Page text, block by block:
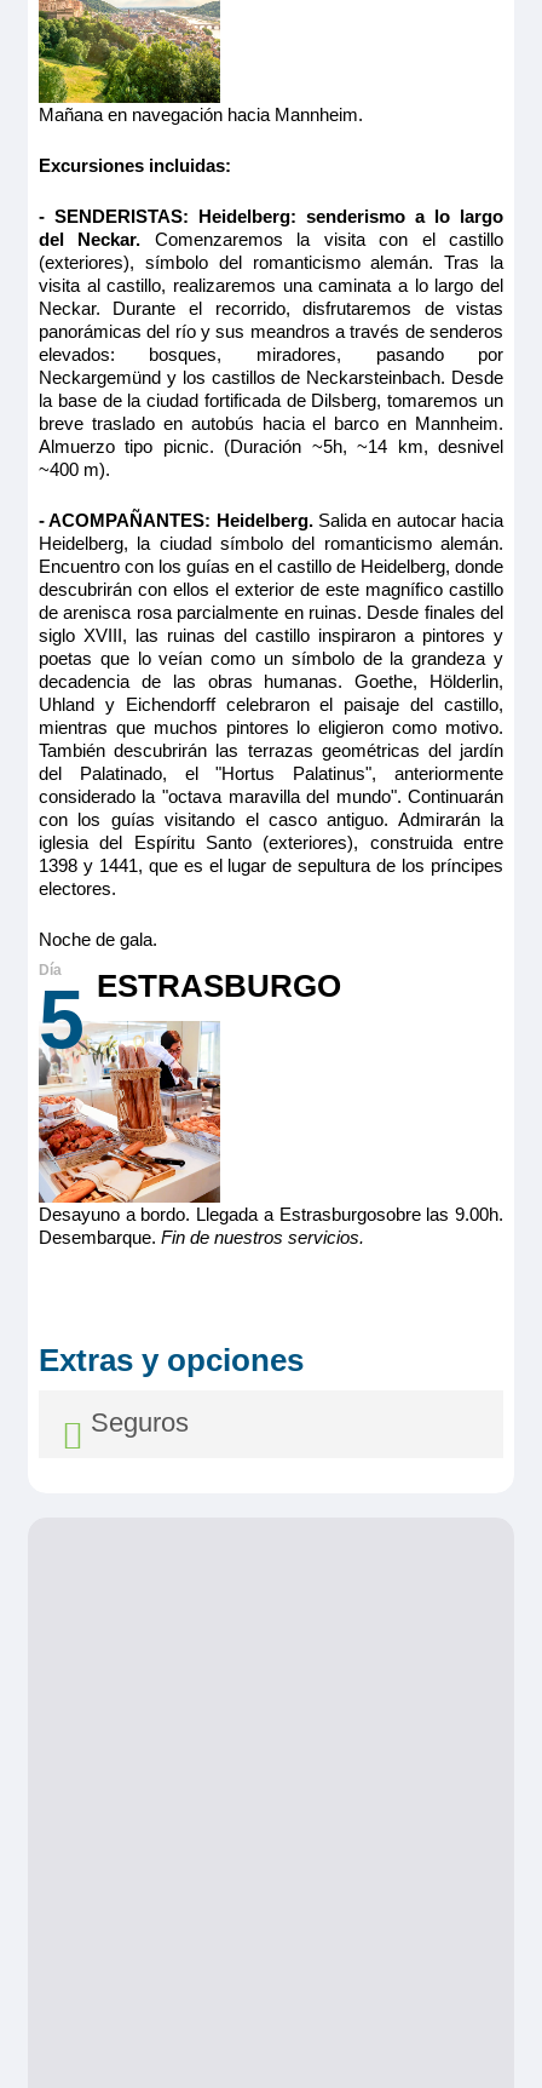
Mañana en navegación hacia Mannheim.
Excursiones incluidas:
- SENDERISTAS: Heidelberg: senderismo a lo largo
del Neckar. Comenzaremos la visita con el castillo
(exteriores), símbolo del romanticismo alemán. Tras la
visita al castillo, realizaremos una caminata a lo largo del
Neckar. Durante el recorrido, disfrutaremos de vistas
panorámicas del río y sus meandros a través de senderos
elevados: bosques, miradores, pasando por
Neckargemünd y los castillos de Neckarsteinbach. Desde
la base de la ciudad fortificada de Dilsberg, tomaremos un
breve traslado en autobús hacia el barco en Mannheim.
Almuerzo tipo picnic. (Duración ~5h, ~14 km, desnivel
~400 m).
- ACOMPAÑANTES: Heidelberg.Salida en autocar hacia
Heidelberg, la ciudad símbolo del romanticismo alemán.
Encuentro con los guías en el castillo de Heidelberg, donde
descubrirán con ellos el exterior de este magnífico castillo
de arenisca rosa parcialmente en ruinas. Desde finales del
siglo XVIII, las ruinas del castillo inspiraron a pintores y
poetas que lo veían como un símbolo de la grandeza y
decadencia de las obras humanas. Goethe, Hölderlin,
Uhland y Eichendorff celebraron el paisaje del castillo,
mientras que muchos pintores lo eligieron como motivo.
También descubrirán las terrazas geométricas del jardín
del Palatinado, el "Hortus Palatinus", anteriormente
considerado la "octava maravilla del mundo". Continuarán
con los guías visitando el casco antiguo. Admirarán la
iglesia del Espíritu Santo (exteriores), construida entre
1398 y 1441, que es el lugar de sepultura de los príncipes
electores.
Noche de gala.
5 ESTRASBURGO
Desayuno a bordo. Llegada a Estrasburgosobre las 9.00h.
Desembarque. Fin de nuestros servicios.
Extras y opciones
Seguros